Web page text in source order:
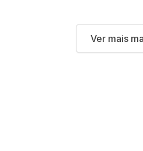
Ver mais